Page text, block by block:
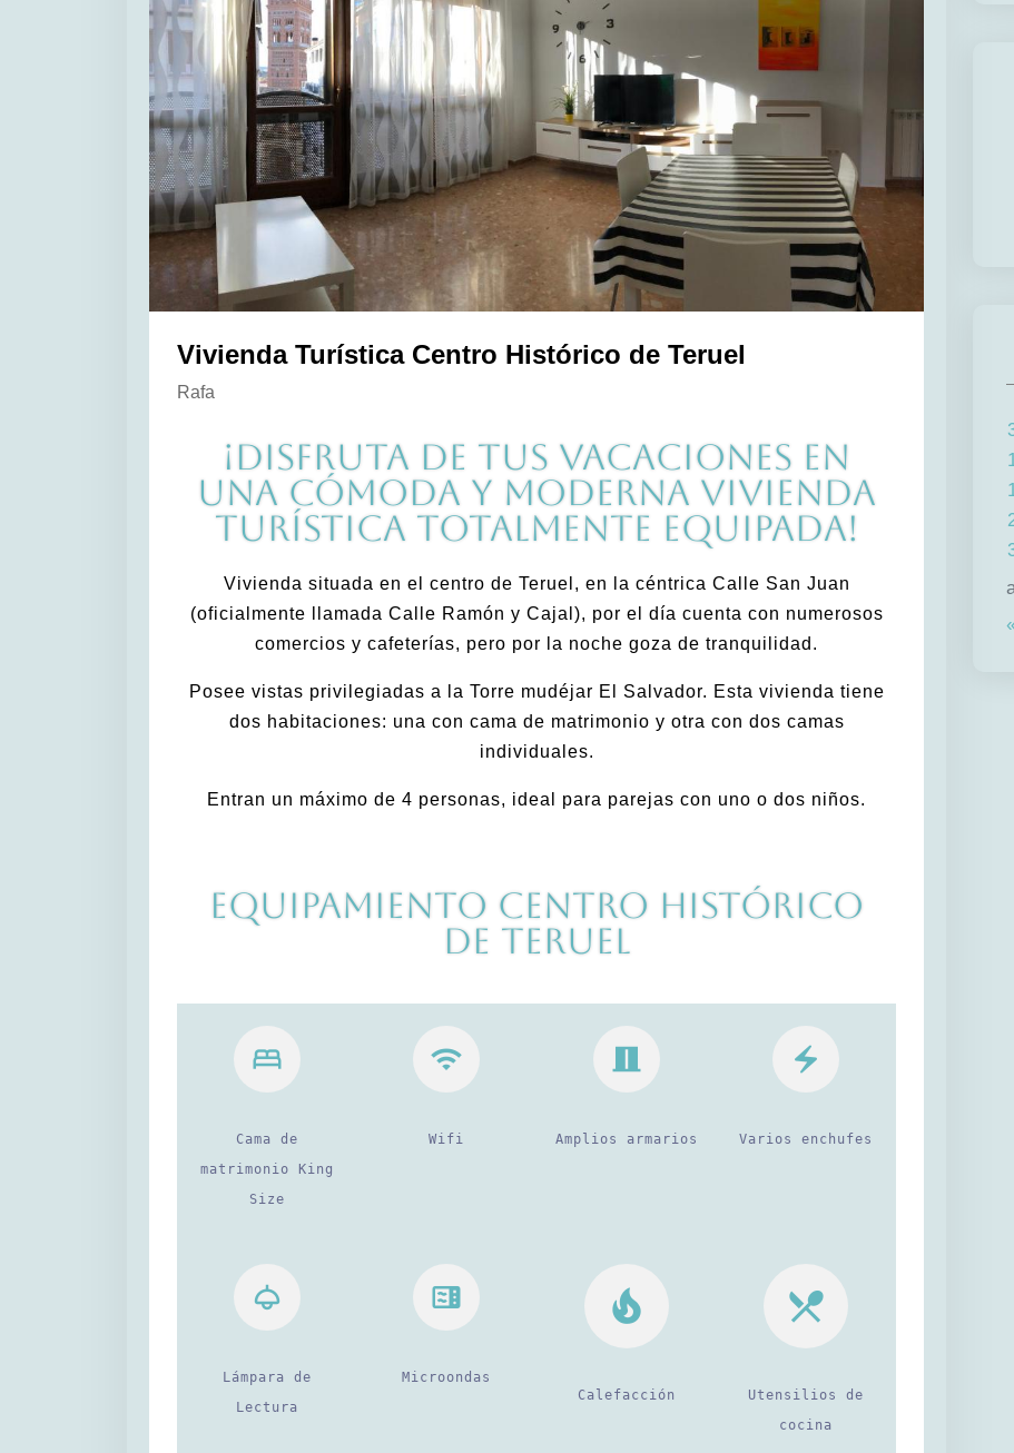
Vivienda Turística Centro Histórico de Teruel
Rafa
¡Disfruta DE tus vacaciones EN
una cómoda y moderna vivienda
turística totalmente equipada!
Vivienda situada en el centro de Teruel, en la céntrica Calle San Juan
(oficialmente llamada Calle Ramón y Cajal), por el día cuenta con numerosos
comercios y cafeterías, pero por la noche goza de tranquilidad.
Posee vistas privilegiadas a la Torre mudéjar El Salvador. Esta vivienda tiene
dos habitaciones: una con cama de matrimonio y otra con dos camas
individuales.
Entran un máximo de 4 personas, ideal para parejas con uno o dos niños.
Equipamiento Centro Histórico
de Teruel
Cama de
matrimonio King
Size
Wifi Amplios armarios Varios enchufes
Lámpara de
Lectura
Microondas
Calefacción
Utensilios de
cocina